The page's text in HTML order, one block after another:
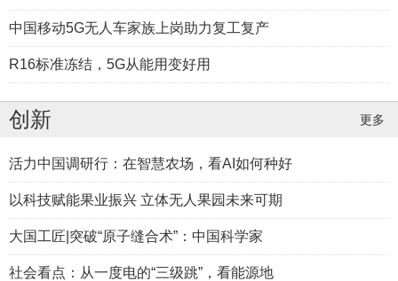
中国移动5G无人车家族上岗助力复工复产
R16标准冻结，5G从能用变好用
创新 更多
活力中国调研行：在智慧农场，看AI如何种好
以科技赋能果业振兴 立体无人果园未来可期
大国工匠|突破“原子缝合术”：中国科学家
社会看点：从一度电的“三级跳”，看能源地